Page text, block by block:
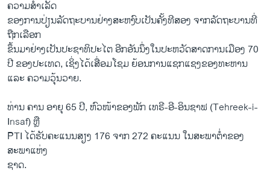
ຄວາມສຳເລັດ
ຂອງການປ່ຽນລັດຖະບານຢ່າງສະຫງົບເປັນຄັ້ງທີສອງ ຈາກລັດຖະບານທີ່
ຖືກເລືອກ
ຂຶ້ນມາຢ່າງເປັນປະຊາທິປະໄຕ ອີກອັນນຶ່ງໃນປະຫວັດສາດການເມືອງ 70
ປີ ຂອງປະເທດ, ເຊິ່ງໄດ້ເສື່ອມໂຊມ ຍ້ອນການແຊກແຊງຂອງທະຫານ
ແລະ ຄວາມວຸ້ນວາຍ.
ທ່ານ ຄານ ອາຍຸ 65 ປີ, ຫົວໜ້າຂອງພັກ ເທຣີ-ອີ-ອິນຊາຟ (Tehreek-i-
Insaf) ຫຼື
PTI ໄດ້ຮັບຄະແນນສຽງ 176 ຈາກ 272 ຄະແນນ ໃນສະພາຕໍ່າຂອງ
ສະພາແຫ່ງ
ຊາດ.